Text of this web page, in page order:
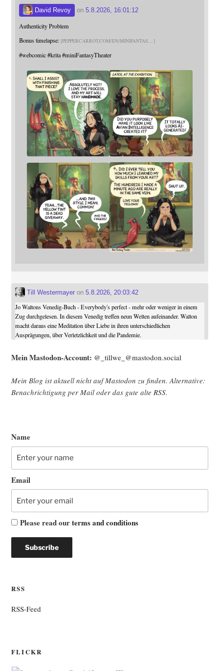
David Revoy on 5.8.2026, 16:01:12
Authenticity Problem
Bonus timelapse: PEPPERCARROT.COM/EN/MINIFANTAS
#webcomic #krita #miniFantasyTheater
Till Westermayeron 5.8.2026, 20:03:42
Jo Waltons Venedig-Buch - Everybody's perfect - mehr oder weniger in einem
Zug durchgelesen. In diesem Venedig treffen neun Welten aufeinander. Walton
macht daraus eine Meditation über Liebe in ihren unterschiedlichen
Ausprägungen, über Verletzlichkeit und die Pandemie.
Mein Mast­o­don-Account: @_tillwe_@mastodon.social
Mein Blog ist aktu­ell nicht auf Mast­o­don zu fin­den. Alter­na­ti­ve:
Benach­rich­ti­gung per Mail oder das gute alte RSS.
Name
Email
Please read ourterms and conditions
RSS
RSS-Feed
FLICKR